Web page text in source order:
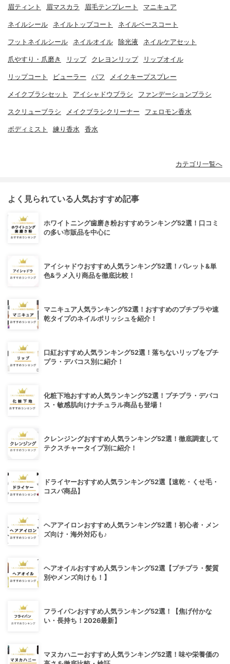
眉ティント 眉マスカラ 眉毛テンプレート マニキュア
ネイルシール ネイルトップコート ネイルベースコート
フットネイルシール ネイルオイル 除光液 ネイルケアセット
爪やすり・爪磨き リップ クレヨンリップ リップオイル
リップコート ビューラー パフ メイクキープスプレー
メイクブラシセット アイシャドウブラシ ファンデーションブラシ
スクリューブラシ メイクブラシクリーナー フェロモン香水
ボディミスト 練り香水 香水
カテゴリ一覧へ
よく見られている人気おすすめ記事
ホワイトニング歯磨き粉おすすめランキング52選！口コミ
の多い市販品を中心に
アイシャドウおすすめ人気ランキング52選！パレット&単
色&ラメ入り商品を徹底比較！
マニキュア人気ランキング52選！おすすめのプチプラや速
乾タイプのネイルポリッシュを紹介！
口紅おすすめ人気ランキング52選！落ちないリップをプチ
プラ・デパコス別に紹介！
化粧下地おすすめ人気ランキング52選！プチプラ・デパコ
ス・敏感肌向けナチュラル商品も登場！
クレンジングおすすめ人気ランキング52選！徹底調査して
テクスチャータイプ別に紹介！
ドライヤーおすすめ人気ランキング52選【速乾・くせ毛・
コスパ商品】
ヘアアイロンおすすめ人気ランキング52選！初心者・メン
ズ向け・海外対応も♪
ヘアオイルおすすめ人気ランキング52選【プチプラ・髪質
別やメンズ向けも！】
フライパンおすすめ人気ランキング52選！【焦げ付かな
い・長持ち！2026最新】
マヌカハニーおすすめ人気ランキング52選！味や栄養価の